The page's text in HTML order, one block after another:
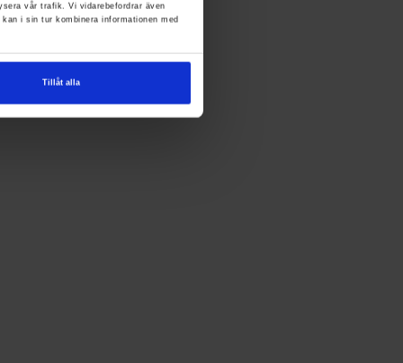
vår trafik. Vi vidarebefordrar även
i sin tur kombinera informationen med
Tillåt alla